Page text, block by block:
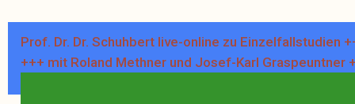
Prof. Dr. Dr. Schuhbert live-online zu
+++ mit Roland Methner und Josef-Karl Graspeuntner